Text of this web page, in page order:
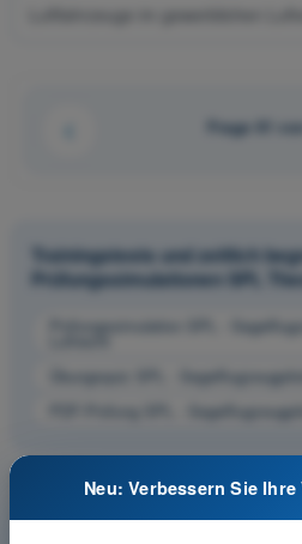
Frage 61
Trainingstests und zeitlich
Prüfungssimulationen SPL
Prüfungssimulation SPL -
Übungsquiz SPL -
PDF-Prüfung SPL -
Neu: Verbessern Sie